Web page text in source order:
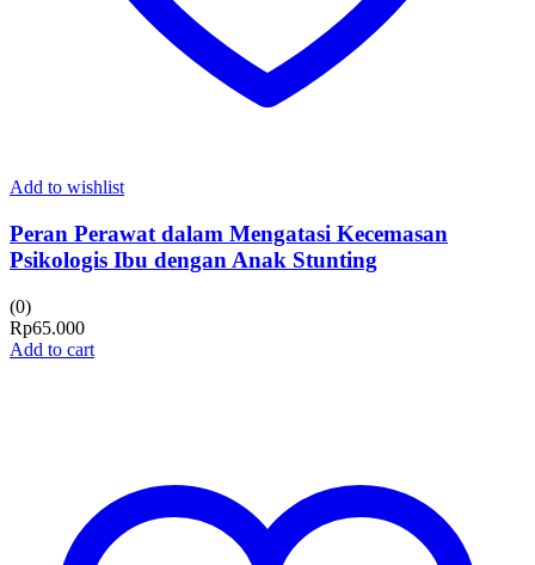
Add to wishlist
Peran Perawat dalam Mengatasi Kecemasan
Psikologis Ibu dengan Anak Stunting
(0)
Rp65.000
Add to cart